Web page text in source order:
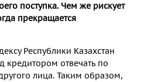
поступка. Чем же рискует
прекращается
Республики Казахстан
кредитором отвечать по
лица. Таким образом,